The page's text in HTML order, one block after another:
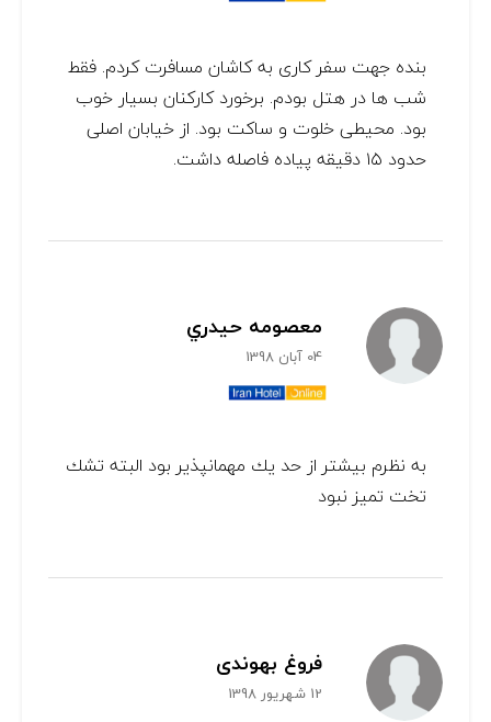
بنده جهت سفر کاری به کاشان مسافرت کردم. فقط
شب ها در هتل بودم. برخورد کارکنان بسیار خوب
بود. محیطی خلوت و ساکت بود. از خیابان اصلی
حدود ۱۵ دقیقه پیاده فاصله داشت.
معصومه حيدري
04 آبان 1398
به نظرم بيشتر از حد يك مهمانپذير بود البته تشك
تخت تميز نبود
فروغ بهوندی
12 شهریور 1398